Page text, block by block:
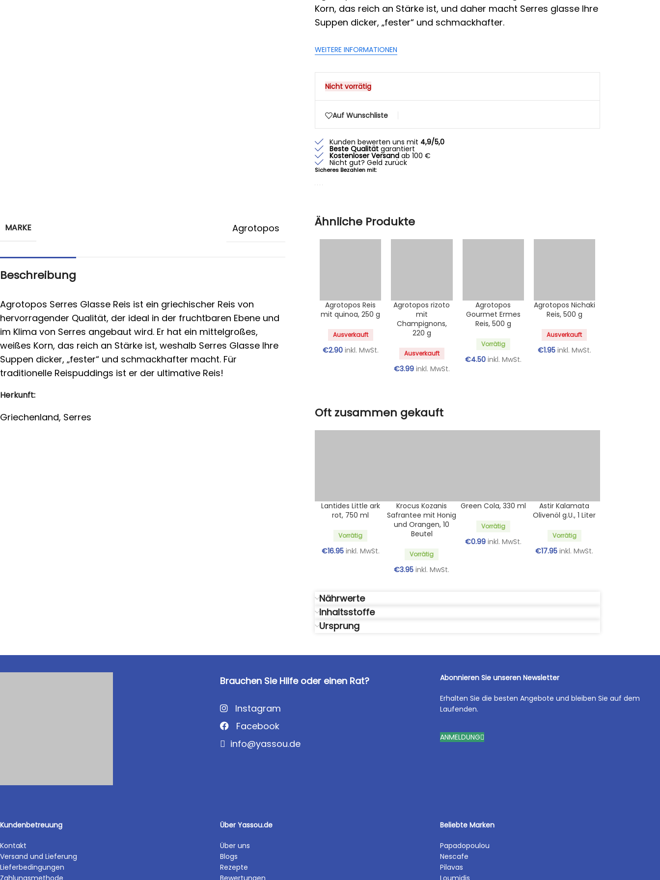
Korn, das reich an Stärke ist, und daher macht Serres glasse Ihre
Suppen dicker, „fester“ und schmackhafter.
WEITERE INFORMATIONEN
Nicht vorrätig
Auf Wunschliste
Kunden bewerten uns mit 4,9/5,0
Beste Qualität garantiert
Kostenloser Versand ab 100 €
Nicht gut? Geld zurück
Sicheres Bezahlen mit:
MARKE Agrotopos
Beschreibung
Agrotopos Serres Glasse Reis ist ein griechischer Reis von
hervorragender Qualität, der ideal in der fruchtbaren Ebene und
im Klima von Serres angebaut wird. Er hat ein mittelgroßes,
weißes Korn, das reich an Stärke ist, weshalb Serres Glasse Ihre
Suppen dicker, „fester“ und schmackhafter macht. Für
traditionelle Reispuddings ist er der ultimative Reis!
Herkunft:
Griechenland, Serres
Ähnliche Produkte
Agrotopos Reis
mit quinoa, 250 g
Ausverkauft
€2.90 inkl. MwSt.
Agrotopos rizoto
mit
Champignons,
220 g
Ausverkauft
€3.99 inkl. MwSt.
Agrotopos
Gourmet Ermes
Reis, 500 g
Vorrätig
€4.50 inkl. MwSt.
€1.95 inkl. MwSt.
Oft zusammen gekauft
Lantides Little ark
rot, 750 ml
Vorrätig
€16.95 inkl. MwSt.
Krocus Kozanis
Safrantee mit Honig
und Orangen, 10
Beutel
Vorrätig
€3.95 inkl. MwSt.
Green Cola, 330 ml
Vorrätig
€0.99 inkl. MwSt.
Astir Kalamata
Olivenöl g.U., 1 Liter
Vorrätig
€17.95 inkl. MwSt.
Nährwerte
Inhaltsstoffe
Ursprung
Brauchen Sie Hilfe oder einen Rat?
Instagram
Facebook
info@yassou.de
Abonnieren Sie unseren Newsletter
Erhalten Sie die besten Angebote und bleiben Sie auf dem
Laufenden.
ANMELDUNG
Kundenbetreuung
Kontakt
Versand und Lieferung
Lieferbedingungen
Über Yassou.de
Über uns
Blogs
Rezepte
Beliebte Marken
Papadopoulou
Nescafe
Pilavas